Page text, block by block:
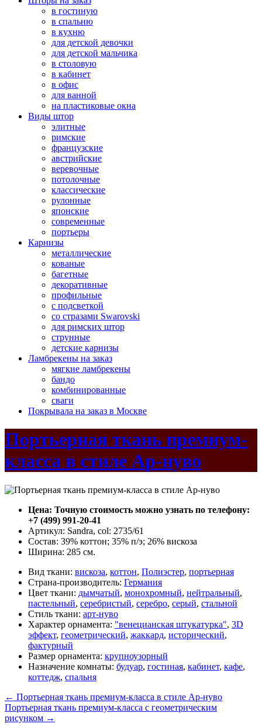
в гостиную
в спальню
в кухню
для детской девочки
для детской мальчика
в столовую
в кабинет
в офис
для ванной
на пластиковые окна
Виды штор
элитные
римские
французские
австрийские
веревочные
потолочные
классические
рулонные
японские
современные
портьеры
Карнизы
металлические
кованые
багетные
декоративные
профильные
с подсветкой
со стразами Swarovski
для римских штор
струнные
детские карнизы
Ламбрекены на заказ
мягкие ламбрекены
бандо
комбинированные
сваги
Покрывала на заказ в Москве
Портьерная ткань премиум-
класса в стиле Ар-нуво
Цена: Точную стоимость можно узнать по телефону:
+7 (499) 991-20-41
Артикул: Sandra, col: 2735/61
Состав: 39% коттон; 35% п/э; 26% вискоза
Ширина: 285 см.
Вид ткани: вискоза, коттон, Полиэстер, портьерная
Страна-производитель: Германия
Цвет ткани: дымчатый, монохромный, нейтральный,
пастельный, серебристый, серебро, серый, стальной
Стиль ткани: арт-нуво
Характер орнамента: "венецианская штукатурка", 3D
эффект, геометрический, жаккард, исторический,
фактурный
Размер орнамента: крупноузорный
Назначение комнаты: будуар, гостиная, кабинет, кафе,
коттедж, спальня
← Портьерная ткань премиум-класса в стиле Ар-нуво
Портьерная ткань премиум-класса с геометрическим
рисунком →